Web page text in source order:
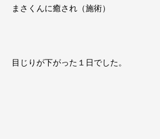
まさくんに癒され（施術）
目じりが下がった１日でした。